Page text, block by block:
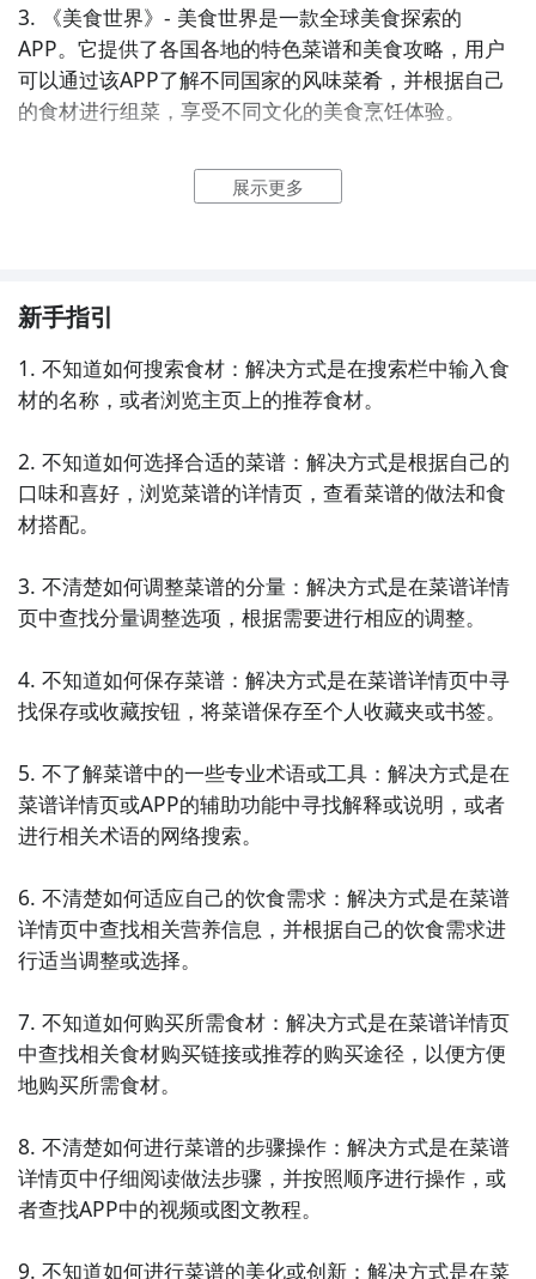
3. 《美食世界》- 美食世界是一款全球美食探索的
APP。它提供了各国各地的特色菜谱和美食攻略，用户
可以通过该APP了解不同国家的风味菜肴，并根据自己
的食材进行组菜，享受不同文化的美食烹饪体验。
4. 《美食365》- 美食365是一款每日更新美食推荐的
APP。它每天推送新的菜谱和烹饪技巧，让用户每天都
5. 《食材大全》- 食材大全是一款提供详细食材介绍和
搭配建议的APP。它包含了各种常见食材的营养价值和
烹饪搭配，用户可以根据自己手中的食材找到合适的搭
6. 《美食达人》- 美食达人是一款专注于分享美食制作
技巧的APP。它汇集了众多美食达人的独家菜谱和心得
根据自己的食材进行实践，提升自己的厨艺水平。
搭配建议的APP。它根据食材的特点和相克相宜的原
则，推荐用户适合搭配的食材组合，并提供相应的菜谱
8. 《美食家》- 美食家是一款聚焦美食文化的APP。它
介绍了各地的特色美食和烹饪传统，用户可以通过该
感，并根据自己的食材进行组菜。
9. 《美食圈》- 美食圈是一款专注于分享美食图片和评
通过该APP找到最受欢迎的美食推荐，并根据自己的食
材进行组菜，分享自己的美食创作。
界的APP。它提供了各种食材的详细介绍和使用方法，
用户可以通过该APP了解到不同食材的特点和适宜搭配
的菜谱，让用户在烹饪过程中尽情发挥创意，打造独特
适合自己的食材组合，
展示更多
新手指引
1. 不知道如何搜索食材：解决方式是在搜索栏中输入食
材的名称，或者浏览主页上的推荐食材。
2. 不知道如何选择合适的菜谱：解决方式是根据自己的
口味和喜好，浏览菜谱的详情页，查看菜谱的做法和食
材搭配。
3. 不清楚如何调整菜谱的分量：解决方式是在菜谱详情
页中查找分量调整选项，根据需要进行相应的调整。
4. 不知道如何保存菜谱：解决方式是在菜谱详情页中寻
找保存或收藏按钮，将菜谱保存至个人收藏夹或书签。
5. 不了解菜谱中的一些专业术语或工具：解决方式是在
菜谱详情页或APP的辅助功能中寻找解释或说明，或者
进行相关术语的网络搜索。
6. 不清楚如何适应自己的饮食需求：解决方式是在菜谱
详情页中查找相关营养信息，并根据自己的饮食需求进
行适当调整或选择。
7. 不知道如何购买所需食材：解决方式是在菜谱详情页
中查找相关食材购买链接或推荐的购买途径，以便方便
地购买所需食材。
8. 不清楚如何进行菜谱的步骤操作：解决方式是在菜谱
详情页中仔细阅读做法步骤，并按照顺序进行操作，或
者查找APP中的视频或图文教程。
9. 不知道如何进行菜谱的美化或创新：解决方式是在菜